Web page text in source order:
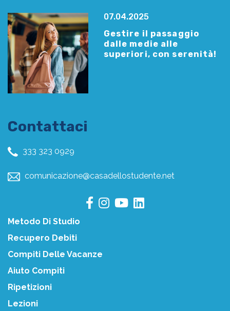
07.04.2025
Gestire il passaggio
dalle medie alle
superiori, con serenità!
Contattaci
333 323 0929
comunicazione@casadellostudente.net
Metodo Di Studio
Recupero Debiti
Compiti Delle Vacanze
Aiuto Compiti
Ripetizioni
Lezioni